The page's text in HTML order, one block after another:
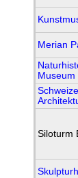
Merian
Museum
Siloturm